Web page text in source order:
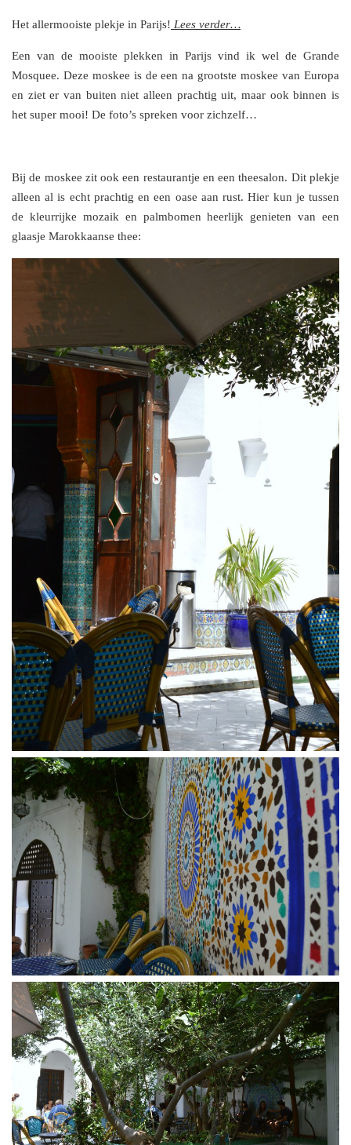
Het allermooiste plekje in Parijs! Lees verder…
Een van de mooiste plekken in Parijs vind ik wel de Grande
Mosquee. Deze moskee is de een na grootste moskee van Europa
en ziet er van buiten niet alleen prachtig uit, maar ook binnen is
het super mooi! De foto’s spreken voor zichzelf…
Bij de moskee zit ook een restaurantje en een theesalon. Dit plekje
alleen al is echt prachtig en een oase aan rust. Hier kun je tussen
de kleurrijke mozaik en palmbomen heerlijk genieten van een
glaasje Marokkaanse thee: